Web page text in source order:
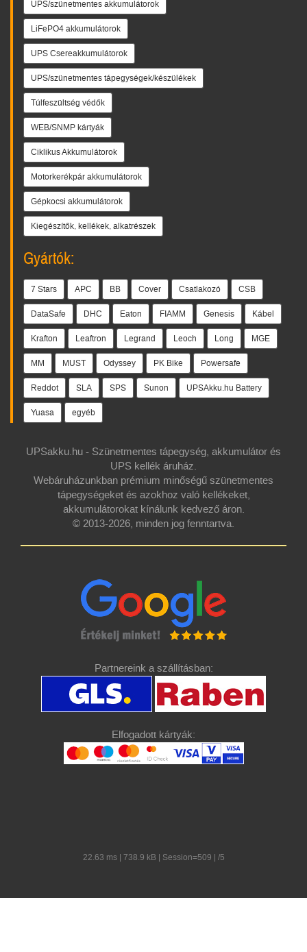
UPS/szünetmentes akkumulátorok
LiFePO4 akkumulátorok
UPS Csereakkumulátorok
UPS/szünetmentes tápegységek/készülékek
Túlfeszültség védők
WEB/SNMP kártyák
Ciklikus Akkumulátorok
Motorkerékpár akkumulátorok
Gépkocsi akkumulátorok
Kiegészítők, kellékek, alkatrészek
Gyártók:
7 Stars APC BB Cover Csatlakozó CSB
DataSafe DHC Eaton FIAMM Genesis Kábel
Krafton Leaftron Legrand Leoch Long MGE
MM MUST Odyssey PK Bike Powersafe
Reddot SLA SPS Sunon UPSAkku.hu Battery
Yuasa egyéb
UPSakku.hu - Szünetmentes tápegység, akkumulátor és
UPS kellék áruház.
Webáruházunkban prémium minőségű szünetmentes
tápegységeket és azokhoz való kellékeket,
akkumulátorokat kínálunk kedvező áron.
© 2013-2026, minden jog fenntartva.
Partnereink a szállításban:
Elfogadott kártyák:
22.63 ms | 738.9 kB | Session=509 | /5